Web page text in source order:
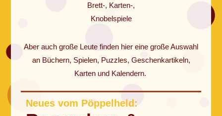
Brett-, Karten-,
Knobelspiele
Aber auch große Leute finden hier eine große Auswahl
an Büchern, Spielen, Puzzles, Geschenkartikeln,
Karten und Kalendern.
Neues vom Pöppelheld: